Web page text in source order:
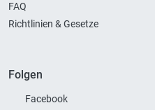
FAQ
Richtlinien & Gesetze
Folgen
Facebook